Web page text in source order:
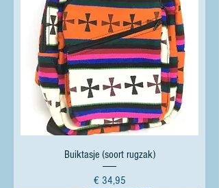
Buiktasje (soort rugzak)
Prijs
€ 34,95